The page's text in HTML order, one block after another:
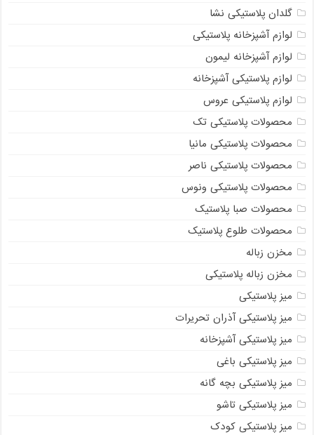
گلدان پلاستیکی نشا
لوازم آشپزخانه پلاستیکی
لوازم آشپزخانه لیمون
لوازم پلاستیکی آشپزخانه
لوازم پلاستیکی عروس
محصولات پلاستیکی تک
محصولات پلاستیکی مانیا
محصولات پلاستیکی ناصر
محصولات پلاستیکی ونوس
محصولات صبا پلاستیک
محصولات طلوع پلاستیک
مخزن زباله
مخزن زباله پلاستیکی
میز پلاستیکی
میز پلاستیکی آذران تحریرات
میز پلاستیکی آشپزخانه
میز پلاستیکی باغی
میز پلاستیکی بچه گانه
میز پلاستیکی تاشو
میز پلاستیکی کودک